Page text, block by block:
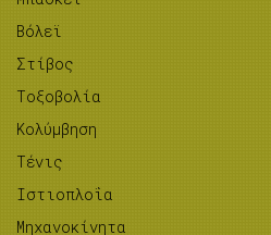
Βόλεϊ
Στίβος
Tοξοβολία
Κολύμβηση
Τένις
Ιστιοπλοΐα
Μηχανοκίνητα